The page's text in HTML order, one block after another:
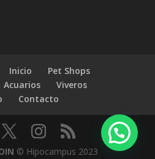
Inicio
Pet Shops
Acuarios
Viveros
Contacto
© Hipocampus 2023